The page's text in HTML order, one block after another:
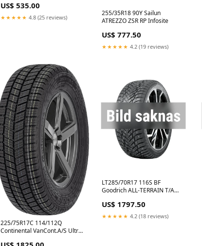
US$ 535.00
★★★★★ 4.8 (25 reviews)
255/35R18 90Y Sailun
ATREZZO ZSR RP Infosite
US$ 777.50
★★★★★ 4.2 (19 reviews)
225/75R17C 114/112Q
Continental VanCont.A/S Ultra
LT285/70R17 116S BF
Goodrich ALL-TERRAIN T/A
US$ 1797.50
★★★★★ 4.2 (18 reviews)